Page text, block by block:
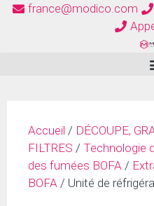
france@modico.com
Accueil / DÉCOUPE,
FILTRES / Technologie
des fumées BOFA /
BOFA / Unité de